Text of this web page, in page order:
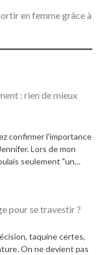
en femme grâce à
: rien de mieux
confirmer l'importance
Lors de mon
seulement "un…
pour se travestir ?
taquine certes,
On ne devient pas